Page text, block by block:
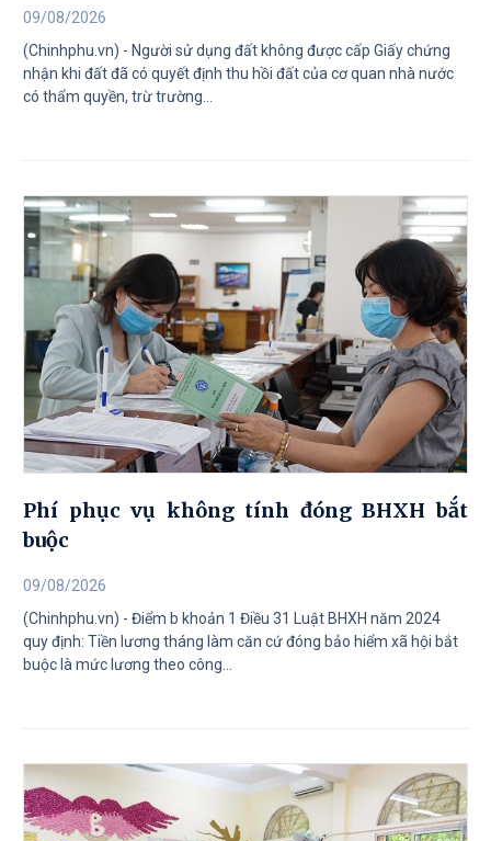
09/08/2026
(Chinhphu.vn) - Người sử dụng đất không được cấp Giấy chứng
nhận khi đất đã có quyết định thu hồi đất của cơ quan nhà nước
có thẩm quyền, trừ trường...
Phí phục vụ không tính đóng BHXH bắt
buộc
09/08/2026
(Chinhphu.vn) - Điểm b khoản 1 Điều 31 Luật BHXH năm 2024
quy định: Tiền lương tháng làm căn cứ đóng bảo hiểm xã hội bắt
buộc là mức lương theo công...